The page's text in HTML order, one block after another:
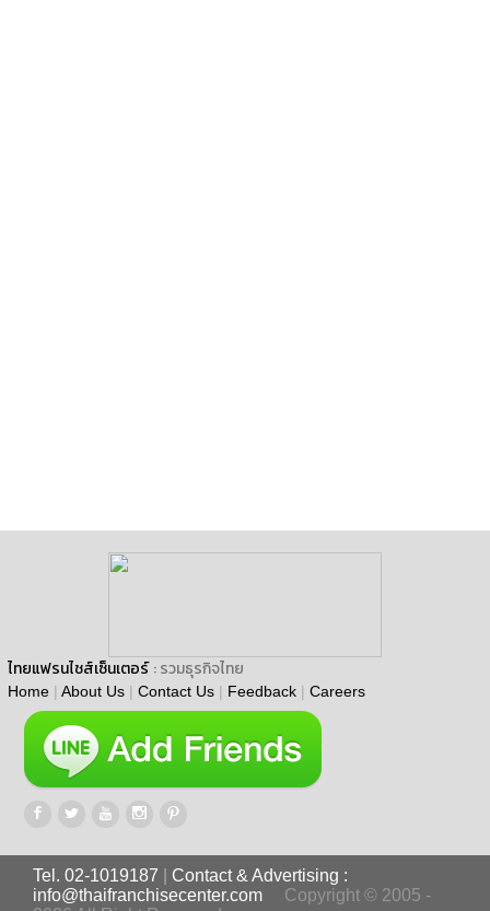
ไทยแฟรนไชส์เซ็นเตอร์ : รวมธุรกิจไทย
Home | About Us | Contact Us | Feedback | Careers
Tel. 02-1019187
Contact & Advertising :
info@thaifranchisecenter.com
Copyright © 2005 -